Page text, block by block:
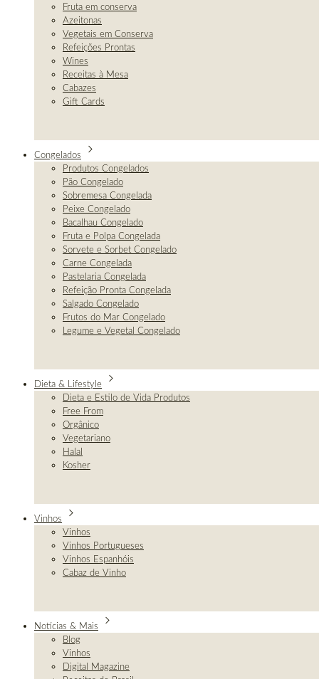
Fruta em conserva
Azeitonas
Vegetais em Conserva
Refeições Prontas
Wines
Receitas à Mesa
Cabazes
Gift Cards
Congelados
Produtos Congelados
Pão Congelado
Sobremesa Congelada
Peixe Congelado
Bacalhau Congelado
Fruta e Polpa Congelada
Sorvete e Sorbet Congelado
Carne Congelada
Pastelaria Congelada
Refeição Pronta Congelada
Salgado Congelado
Frutos do Mar Congelado
Legume e Vegetal Congelado
Dieta & Lifestyle
Dieta e Estilo de Vida Produtos
Free From
Orgânico
Vegetariano
Halal
Kosher
Vinhos
Vinhos
Vinhos Portugueses
Vinhos Espanhóis
Cabaz de Vinho
Notícias & Mais
Blog
Vinhos
Digital Magazine